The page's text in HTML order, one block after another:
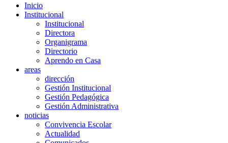
Inicio
Institucional
Institucional
Directora
Organigrama
Directorio
Aprendo en Casa
areas
dirección
Gestión Institucional
Gestión Pedagógica
Gestión Administrativa
noticias
Convivencia Escolar
Actualidad